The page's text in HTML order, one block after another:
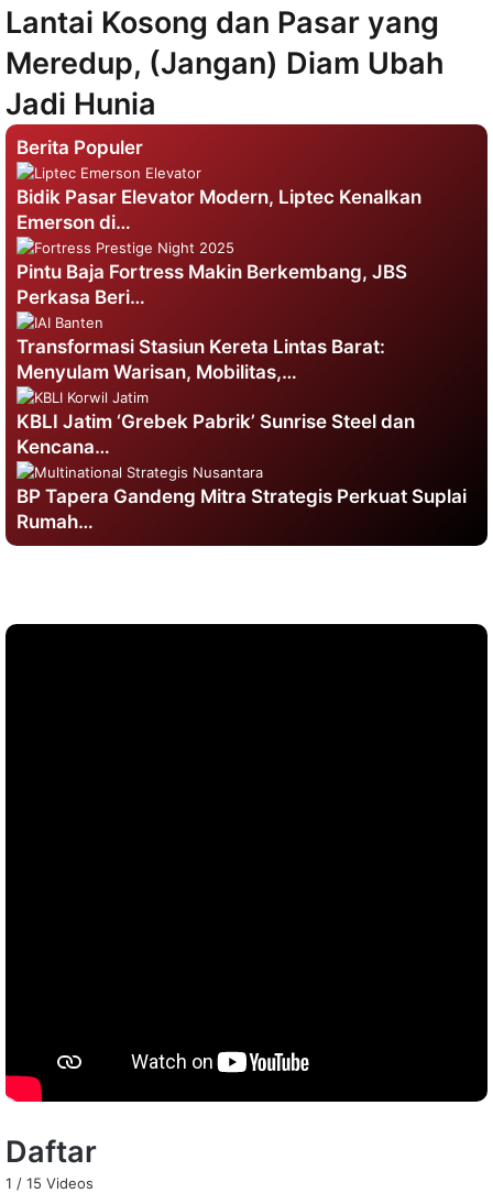
Lantai Kosong dan Pasar yang
Meredup, (Jangan) Diam Ubah
Jadi Hunia
Berita Populer
Bidik Pasar Elevator Modern, Liptec Kenalkan
Emerson di…
Pintu Baja Fortress Makin Berkembang, JBS
Perkasa Beri…
Transformasi Stasiun Kereta Lintas Barat:
Menyulam Warisan, Mobilitas,…
KBLI Jatim ‘Grebek Pabrik’ Sunrise Steel dan
Kencana…
BP Tapera Gandeng Mitra Strategis Perkuat Suplai
Rumah…
Daftar
1 / 15 Videos